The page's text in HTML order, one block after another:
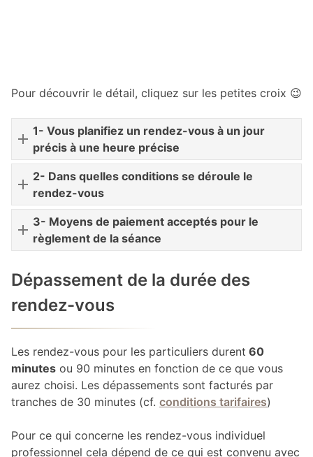
Pour découvrir le détail, cliquez sur les petites croix 😉
1- Vous planifiez un rendez-vous à un jour
précis à une heure précise
2- Dans quelles conditions se déroule le
rendez-vous
3- Moyens de paiement acceptés pour le
règlement de la séance
Dépassement de la durée des
rendez-vous
Les rendez-vous pour les particuliers durent 60
minutes ou 90 minutes en fonction de ce que vous
aurez choisi. Les dépassements sont facturés par
tranches de 30 minutes (cf. conditions tarifaires)
Pour ce qui concerne les rendez-vous individuel
professionnel cela dépend de ce qui est convenu avec